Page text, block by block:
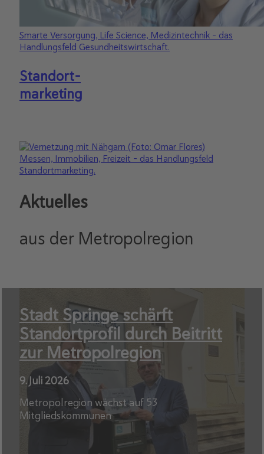
Smarte Versorgung, Life Science, Medizintechnik – das
Handlungsfeld Gesundheitswirtschaft.
Standort-
marketing
Messen, Immobilien, Freizeit – das Handlungsfeld
Standortmarketing.
Aktuelles
aus der Metropolregion
Stadt Springe schärft
Standortprofil durch Beitritt
zur Metropolregion
9. Juli 2026
Metropolregion wächst auf 53
Mitgliedskommunen